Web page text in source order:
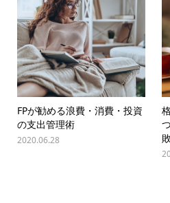
FPが勧める浪費・消費・投資
の支出管理術
2020.06.28